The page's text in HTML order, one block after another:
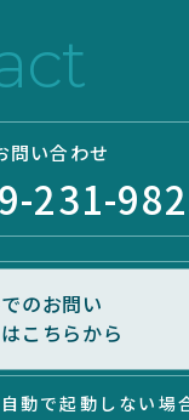
町屋海岸清掃
問い合わせ
231-
のお問い
こちらから
動で起動しない場